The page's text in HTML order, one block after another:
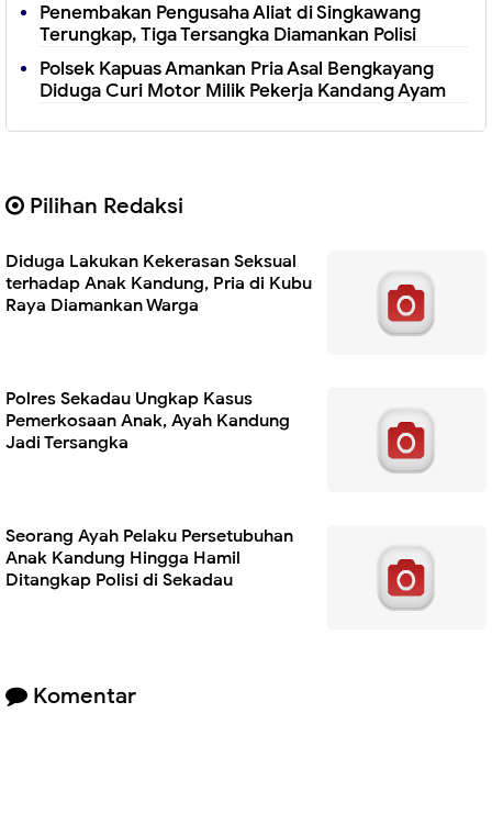
Penembakan Pengusaha Aliat di Singkawang
Terungkap, Tiga Tersangka Diamankan Polisi
Polsek Kapuas Amankan Pria Asal Bengkayang
Diduga Curi Motor Milik Pekerja Kandang Ayam
Pilihan Redaksi
Diduga Lakukan Kekerasan Seksual
terhadap Anak Kandung, Pria di Kubu
Raya Diamankan Warga
Polres Sekadau Ungkap Kasus
Pemerkosaan Anak, Ayah Kandung
Jadi Tersangka
Seorang Ayah Pelaku Persetubuhan
Anak Kandung Hingga Hamil
Ditangkap Polisi di Sekadau
Komentar